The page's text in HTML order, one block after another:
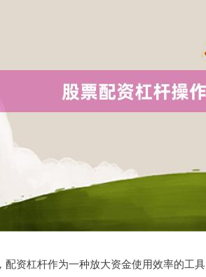
配资杠杆作为一种放大资金使用效率的工